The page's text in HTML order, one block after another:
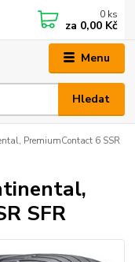
Menu
Hledat
0 ks
za 0,00 Kč
PremiumContact 6 SSR
SFR